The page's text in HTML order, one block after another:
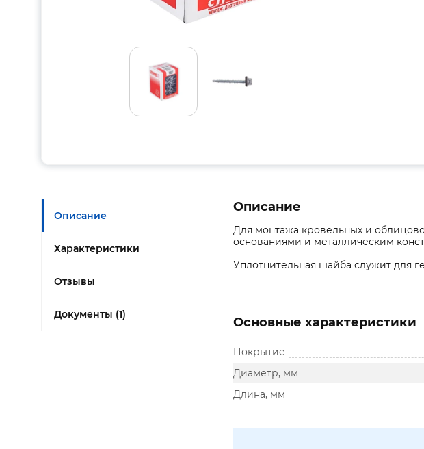
Описание
Характеристики
Отзывы
Документы (1)
Описание
Для монтажа кровельных и
основаниями и металлическим
Уплотнительная шайба служит для
Основные характеристики
Покрытие
Диаметр, мм
Длина, мм